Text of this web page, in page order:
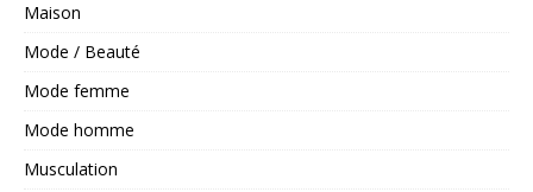
Maison
Mode / Beauté
Mode femme
Mode homme
Musculation